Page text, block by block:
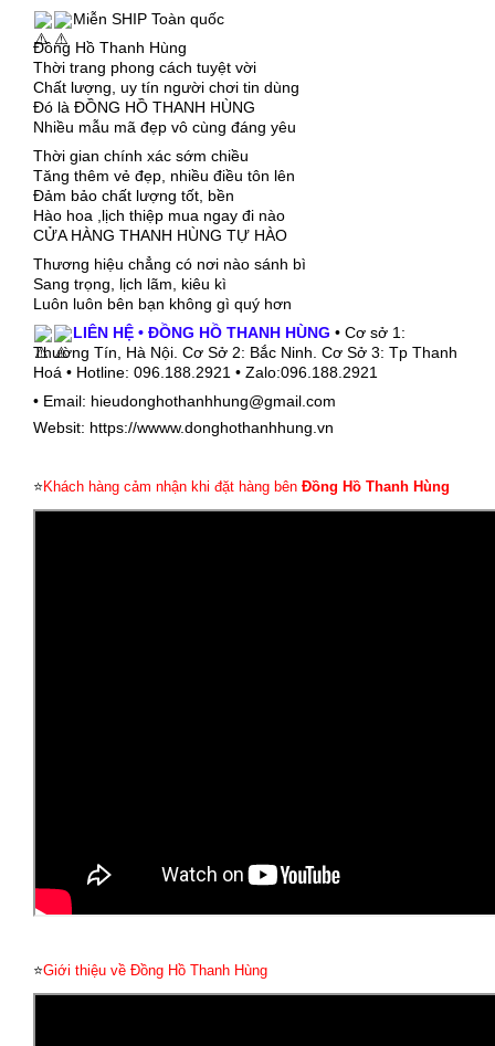
Miễn SHIP Toàn quốc
Đồng Hồ Thanh Hùng
Thời trang phong cách tuyệt vời
Chất lượng, uy tín người chơi tin dùng
Đó là ĐỒNG HỒ THANH HÙNG
Nhiều mẫu mã đẹp vô cùng đáng yêu
Thời gian chính xác sớm chiều
Tăng thêm vẻ đẹp, nhiều điều tôn lên
Đảm bảo chất lượng tốt, bền
Hào hoa ,lịch thiệp mua ngay đi nào
CỬA HÀNG THANH HÙNG TỰ HÀO
Thương hiệu chẳng có nơi nào sánh bì
Sang trọng, lịch lãm, kiêu kì
Luôn luôn bên bạn không gì quý hơn
LIÊN HỆ • ĐỒNG HỒ THANH HÙNG • Cơ sở 1:
Thường Tín, Hà Nội. Cơ Sở 2: Bắc Ninh. Cơ Sở 3: Tp Thanh
Hoá • Hotline: 096.188.2921 • Zalo:096.188.2921
• Email: hieudonghothanhhung@gmail.com
Websit: https://wwww.donghothanhhung.vn
⭐Khách hàng cảm nhận khi đặt hàng bên Đồng Hồ Thanh Hùng
⭐Giới thiệu về Đồng Hồ Thanh Hùng